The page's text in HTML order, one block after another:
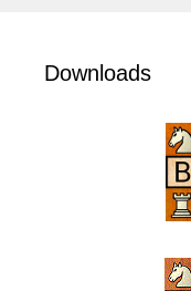
Downloads